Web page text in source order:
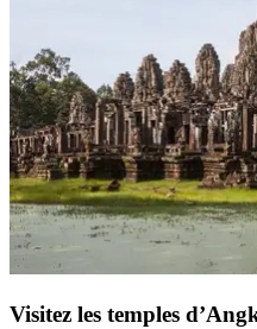
Visitez les temples